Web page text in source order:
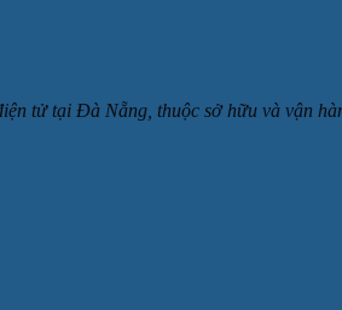
tử tại Đà Nẵng, thuộc sở hữu và vận